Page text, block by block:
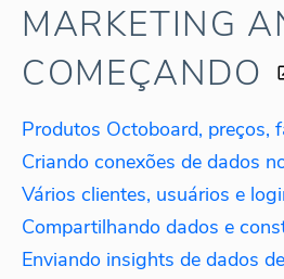
MARKETING
COMEÇANDO
Produtos Octoboard, preços,
Vários clientes, usuários e
Enviando insights de dados